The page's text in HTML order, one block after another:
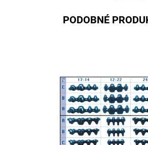
PODOBNÉ
Dostupnost:
Skladem 2
01-0250
al dente